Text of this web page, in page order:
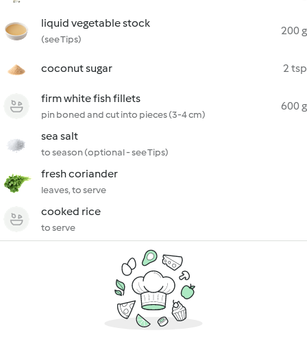
liquid vegetable stock
(see Tips)
200 g
coconut sugar 2 tsp
firm white fish fillets
pin boned and cut into pieces (3-4 cm)
600 g
sea salt
to season (optional - see Tips)
fresh coriander
leaves, to serve
cooked rice
to serve